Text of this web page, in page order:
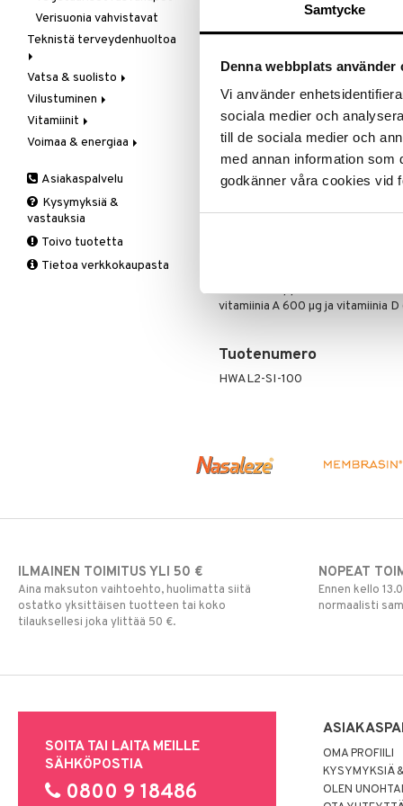
Samtycke
Denna webbplats använder
Vi använder
sociala medier och
till de sociala medier och
med annan information som
godkänner våra cookies vid
Tuotetieto
Walldan
valkosipuliöljymaseraatti sekä
Annostus
1-2 kapselia 3 kertaa päivässä
Ainesosat
Valkosipuloöljymaseraatti
kontrolloitu pitoisuus
Valkosipulijauhetiiviste 100 mg
askorbiinihappo (vitamiini C) 40
vitamiinia A 600 µg ja vitamiinia D
Tuotenumero
HWAL2-SI-100
Verisuonia vahvistavat
Teknistä terveydenhuoltoa
Hieronta
Ilmankostuttimet
Kivunlievitys
Muuta
Vatsa & suolisto
Happamuutta säätelevät
Juomat
Kuidut
Ruuansulatus
Suolisto
Vilustuminen
C-vitamiini
Estävä & helpottava
Muut
Valkosipuli
Yskään
Vitamiinit
A, D, E & K
B-vitamiinit
C-vitamiinit
Miehet
Multimineraalit
Voimaa & energiaa
Muut
Q-10
Schizandra
Suorituskyky
Asiakaspalvelu
Kysymyksiä &
vastauksia
Toivo tuotetta
Tietoa verkkokaupasta
ILMAINEN TOIMITUS YLI 50 €
Aina maksuton vaihtoehto, huolimatta siitä
ostatko yksittäisen tuotteen tai koko
tilauksellesi joka ylittää 50 €.
NOPEAT
Ennen kello
normaalisti
SOITA TAI LAITA MEILLE
SÄHKÖPOSTIA
0800 9 18486
OMA PROFIILI
KYSYMYKSIÄ
OLEN